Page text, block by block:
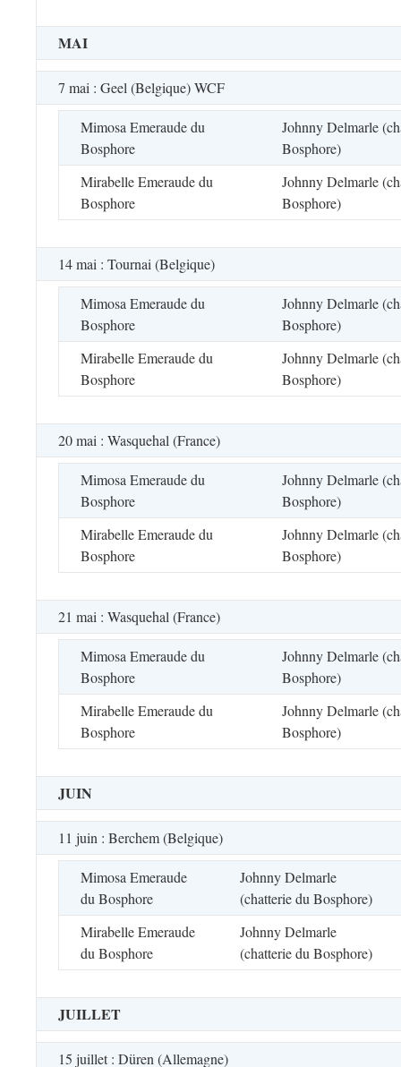
MAI
7 mai : Geel (Belgique) WCF
Mimosa Emeraude du
Bosphore
Johnny Delmarle
Bosphore)
Mirabelle Emeraude du
Bosphore
Johnny Delmarle
Bosphore)
14 mai : Tournai (Belgique)
Mimosa Emeraude du
Bosphore
Johnny Delmarle
Bosphore)
Mirabelle Emeraude du
Bosphore
Johnny Delmarle
Bosphore)
20 mai : Wasquehal (France)
Mimosa Emeraude du
Bosphore
Johnny Delmarle
Bosphore)
Mirabelle Emeraude du
Bosphore
Johnny Delmarle
Bosphore)
21 mai : Wasquehal (France)
Mimosa Emeraude du
Bosphore
Johnny Delmarle
Bosphore)
Mirabelle Emeraude du
Bosphore
Johnny Delmarle
Bosphore)
JUIN
11 juin : Berchem (Belgique)
Mimosa Emeraude
du Bosphore
Johnny Delmarle
(chatterie du Bosphore)
Mirabelle Emeraude
du Bosphore
Johnny Delmarle
(chatterie du Bosphore)
JUILLET
15 juillet : Düren (Allemagne)